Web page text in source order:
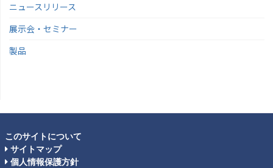
ニュースリリース
展示会・セミナー
製品
このサイトについて
サイトマップ
個人情報保護方針